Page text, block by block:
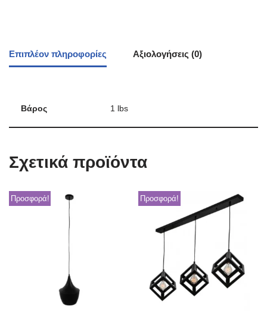
Επιπλέον πληροφορίες Αξιολογήσεις (0)
Βάρος 1 lbs
Σχετικά προϊόντα
Προσφορά! Προσφορά!